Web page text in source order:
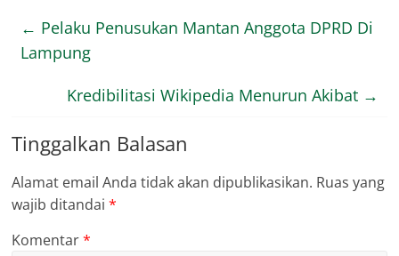
← Pelaku Penusukan Mantan Anggota DPRD Di
Lampung
Kredibilitasi Wikipedia Menurun Akibat →
Tinggalkan Balasan
Alamat email Anda tidak akan dipublikasikan. Ruas yang
wajib ditandai*
Komentar*